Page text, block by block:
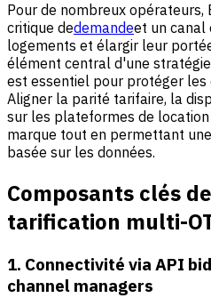
Pour de nombreux opérateurs,
critique dedemandeet un canal
logements et élargir leur
élément central d'une
est essentiel pour protéger les
Aligner la parité tarifaire, la
sur les plateformes de
marque tout en permettant
basée sur les données.
Composants clés
tarification multi-
1. Connectivité via API
channel managers